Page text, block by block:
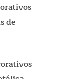
de